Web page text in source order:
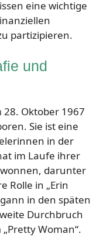
eine wichtige
partizipieren.
und
28. Oktober 1967
Sie ist eine
in der
im Laufe ihrer
darunter
Rolle in „Erin
in den späten
Durchbruch
Woman“.